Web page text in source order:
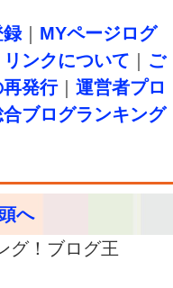
録｜ MYページログ
リンクについて
ご
発行｜ 運営者プロ
合ブログランキング
へ
グ！ブログ王